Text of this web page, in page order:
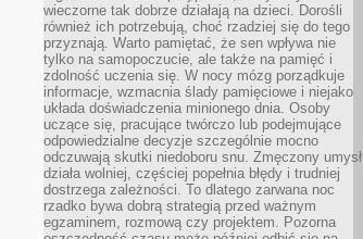
wieczorne tak dobrze działają na dzieci. Dorośli
również ich potrzebują, choć rzadziej się do tego
przyznają. Warto pamiętać, że sen wpływa nie
tylko na samopoczucie, ale także na pamięć i
zdolność uczenia się. W nocy mózg porządkuje
informacje, wzmacnia ślady pamięciowe i niejako
układa doświadczenia minionego dnia. Osoby
uczące się, pracujące twórczo lub podejmujące
odpowiedzialne decyzje szczególnie mocno
odczuwają skutki niedoboru snu. Zmęczony umysł
działa wolniej, częściej popełnia błędy i trudniej
dostrzega zależności. To dlatego zarwana noc
rzadko bywa dobrą strategią przed ważnym
egzaminem, rozmową czy projektem. Pozorna